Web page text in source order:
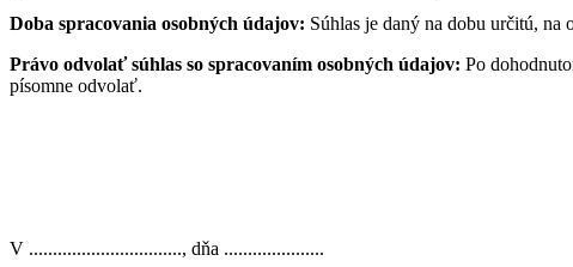
Doba spracovania osobných údajov: Súhlas je daný na dobu určitú, na
Právo odvolať súhlas so spracovaním osobných údajov: Po
písomne odvolať.
V ................................, dňa .....................